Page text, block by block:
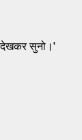
देखकर सुनो।'